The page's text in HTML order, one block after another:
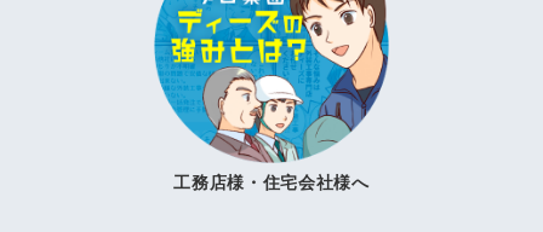
工務店様・住宅会社様へ